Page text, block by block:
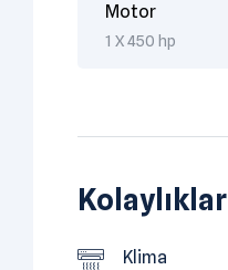
Motor
1 X 450 hp
Kolaylıklar
Klima